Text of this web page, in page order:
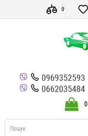
0
0969352593
0662035484
0